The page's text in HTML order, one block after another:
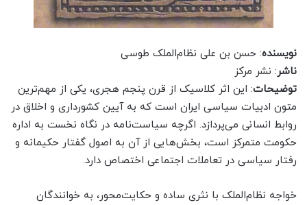
نویسنده: حسن بن علی نظام‌الملک طوسی
ناشر: نشر مرکز
توضیحات: این اثر کلاسیک از قرن پنجم هجری، یکی از مهم‌ترین
متون ادبیات سیاسی ایران است که به آیین کشورداری و اخلاق در
روابط انسانی می‌پردازد. اگرچه سیاست‌نامه در نگاه نخست به اداره
حکومت متمرکز است، بخش‌هایی از آن به اصول گفتار حکیمانه و
رفتار سیاسی در تعاملات اجتماعی اختصاص دارد.
خواجه نظام‌الملک با نثری ساده و حکایت‌محور، به خوانندگان